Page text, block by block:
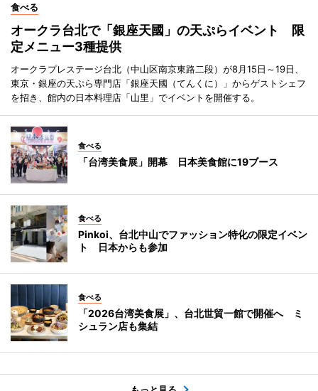
食べる
オークラ台北で「銀座天國」の天ぷらイベント 限
定メニュー3種提供
オークラプレステージ台北（中山区南京東路二段）が8月15日～19日、
東京・銀座の天ぷら専門店「銀座天國（てんくに）」からゲストシェフ
を招き、館内の日本料理店「山里」でイベントを開催する。
食べる
「台湾美食展」開幕 日本美食館に19ブース
食べる
Pinkoi、台北中山でファッション特化の限定イベン
ト 日本からも参加
食べる
「2026台湾美食展」、台北世貿一館で開催へ ミ
シュラン店も集結